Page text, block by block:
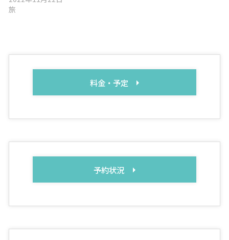
旅
料金・予定
予約状況